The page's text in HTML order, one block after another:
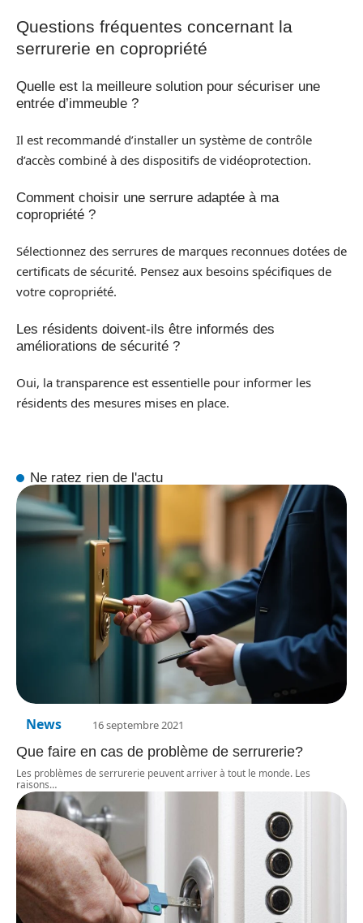
Questions fréquentes concernant la
serrurerie en copropriété
Quelle est la meilleure solution pour sécuriser une
entrée d’immeuble ?
Il est recommandé d’installer un système de contrôle
d’accès combiné à des dispositifs de vidéoprotection.
Comment choisir une serrure adaptée à ma
copropriété ?
Sélectionnez des serrures de marques reconnues dotées de
certificats de sécurité. Pensez aux besoins spécifiques de
votre copropriété.
Les résidents doivent-ils être informés des
améliorations de sécurité ?
Oui, la transparence est essentielle pour informer les
résidents des mesures mises en place.
Ne ratez rien de l'actu
News 16 septembre 2021
Que faire en cas de problème de serrurerie?
Les problèmes de serrurerie peuvent arriver à tout le monde. Les
raisons…